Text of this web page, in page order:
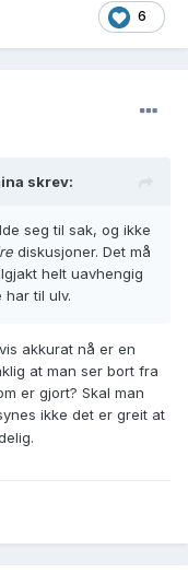
6
skrev:
seg til sak, og ikke
diskusjoner. Det må
helt uavhengig
har til ulv.
akkurat nå er en
at man ser bort fra
er gjort? Skal man
ikke det er greit at